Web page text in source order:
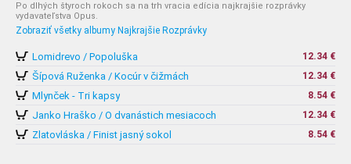
Po dlhých štyroch rokoch sa na trh vracia edícia najkrajšie rozprávky
vydavateľstva Opus.
Zobraziť všetky albumy Najkrajšie Rozprávky
Lomidrevo / Popoluška 12.34 €
Šípová Ruženka / Kocúr v čižmách 12.34 €
Mlynček - Tri kapsy 8.54 €
Janko Hraško / O dvanástich mesiacoch 12.34 €
Zlatovláska / Finist jasný sokol 8.54 €